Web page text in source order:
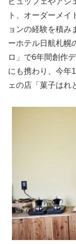
ト、オーダーメ
ョンの経験を積み
ーホテル日航札幌
ロ」で6年間創作
にも携わり、今年
ェの店「菓子は